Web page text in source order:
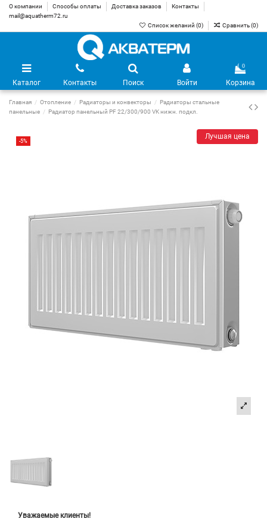
О компании Способы оплаты Доставка заказов
Контакты
mail@aquatherm72.ru
Список желаний (0) Сравнить (0)
Каталог Контакты Поиск Войти
0
Корзина
Главная Отопление Радиаторы и конвекторы
Радиаторы стальные
панельные
Радиатор панельный PF 22/300/900 VK нижн. подкл.
-5%
Лучшая цена
Уважаемые клиенты!